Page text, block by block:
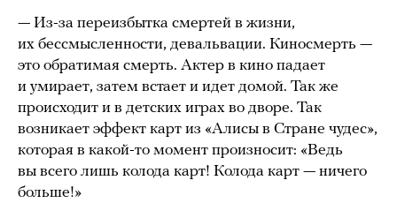
— Из-за переизбытка смертей в жизни,
их бессмысленности, девальвации. Киносмерть —
это обратимая смерть. Актер в кино падает
и умирает, затем встает и идет домой. Так же
происходит и в детских играх во дворе. Так
возникает эффект карт из «Алисы в Стране чудес»,
которая в какой-то момент произносит: «Ведь
вы всего лишь колода карт! Колода карт — ничего
больше!»